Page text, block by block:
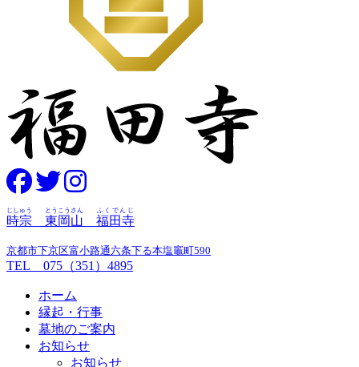
時宗
じしゅう
東岡山
とうこうさん
福田寺
ふくでんじ
京都市下京区富小路通六条下る本塩竈町590
TEL 075（351）4895
ホーム
縁起・行事
墓地のご案内
お知らせ
お知らせ